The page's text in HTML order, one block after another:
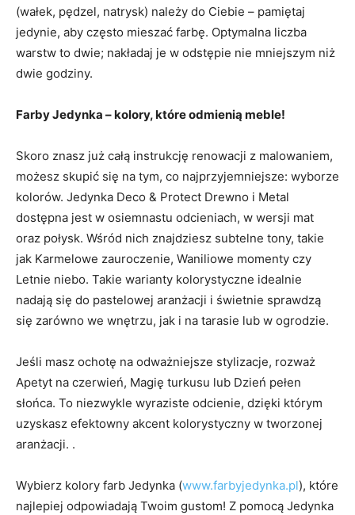
(wałek, pędzel, natrysk) należy do Ciebie – pamiętaj
jedynie, aby często mieszać farbę. Optymalna liczba
warstw to dwie; nakładaj je w odstępie nie mniejszym niż
dwie godziny.
Farby Jedynka – kolory, które odmienią meble!
Skoro znasz już całą instrukcję renowacji z malowaniem,
możesz skupić się na tym, co najprzyjemniejsze: wyborze
kolorów. Jedynka Deco & Protect Drewno i Metal
dostępna jest w osiemnastu odcieniach, w wersji mat
oraz połysk. Wśród nich znajdziesz subtelne tony, takie
jak Karmelowe zauroczenie, Waniliowe momenty czy
Letnie niebo. Takie warianty kolorystyczne idealnie
nadają się do pastelowej aranżacji i świetnie sprawdzą
się zarówno we wnętrzu, jak i na tarasie lub w ogrodzie.
Jeśli masz ochotę na odważniejsze stylizacje, rozważ
Apetyt na czerwień, Magię turkusu lub Dzień pełen
słońca. To niezwykle wyraziste odcienie, dzięki którym
uzyskasz efektowny akcent kolorystyczny w tworzonej
aranżacji. .
Wybierz kolory farb Jedynka (www.farbyjedynka.pl), które
najlepiej odpowiadają Twoim gustom! Z pomocą Jedynka